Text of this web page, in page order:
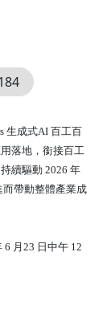
生成式AI 百工百
落地，銜接百工
續驅動 2026 年
帶動整體產業成
6 月23 日中午 12